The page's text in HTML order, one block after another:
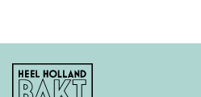
Heel
Holland